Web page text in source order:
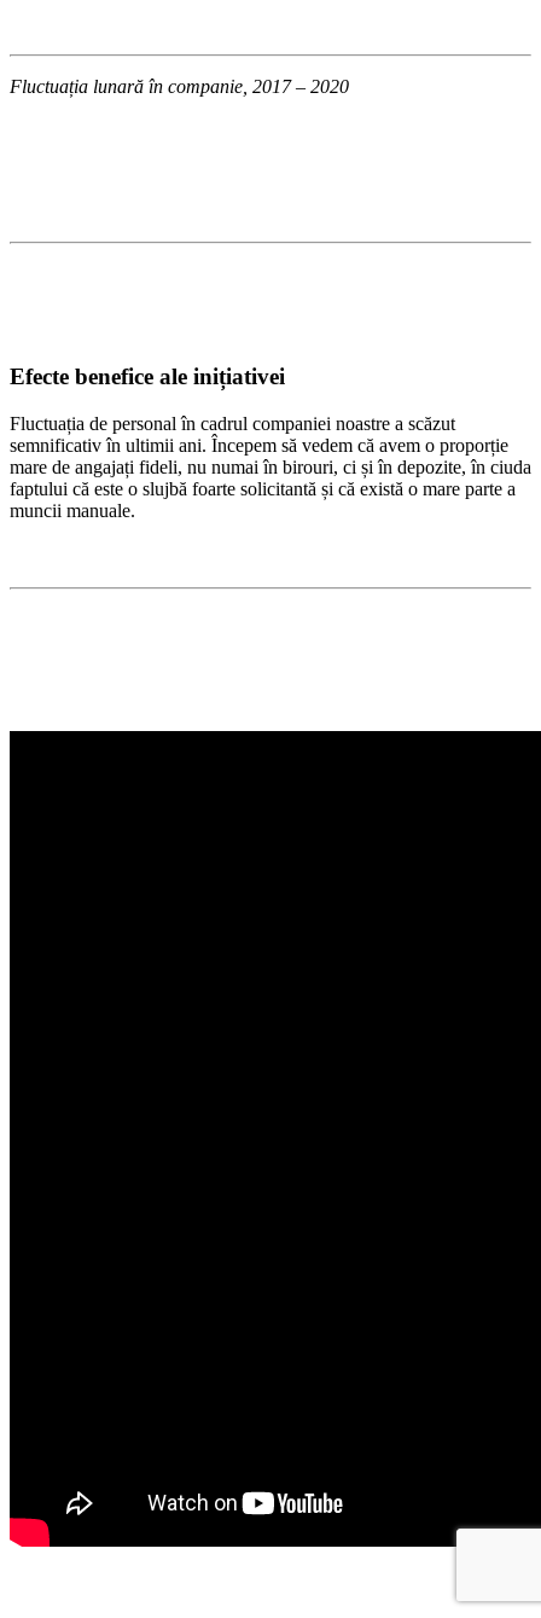
Fluctuația lunară în companie, 2017 – 2020
Efecte benefice ale inițiativei
Fluctuația de personal în cadrul companiei noastre a scăzut
semnificativ în ultimii ani. Începem să vedem că avem o proporție
mare de angajați fideli, nu numai în birouri, ci și în depozite, în ciuda
faptului că este o slujbă foarte solicitantă și că există o mare parte a
muncii manuale.